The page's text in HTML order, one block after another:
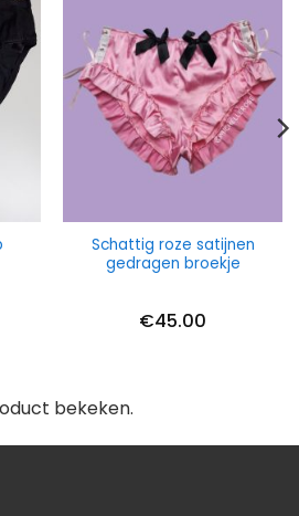
Schattig roze satijnen
gedragen broekje
€45.00
bekeken.